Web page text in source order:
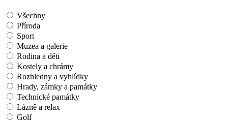
Všechny
Příroda
Sport
Muzea a galerie
Rodina a děti
Kostely a chrámy
Rozhledny a vyhlídky
Hrady, zámky a památky
Technické památky
Lázně a relax
Golf